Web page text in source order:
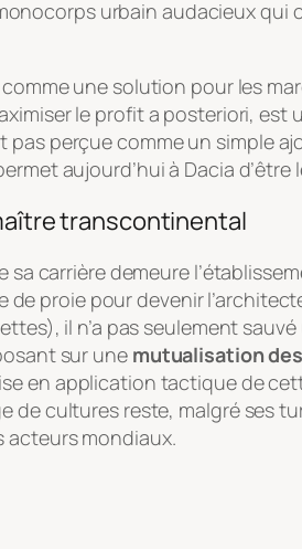
urbain audacieux
comme une solution pour les
le profita posteriori, est
perçue comme un simple
aujourd’hui à Dacia
transcontinental
carrière demeure
de proie pour devenir
il n’a pas seulement
sur une mutualisation
en application tactique de
de cultures reste, malgré ses
acteurs mondiaux.